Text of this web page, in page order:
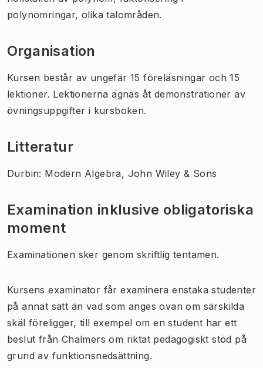
polynomringar, olika talområden.
Organisation
Kursen består av ungefär 15 föreläsningar och 15
lektioner. Lektionerna ägnas åt demonstrationer av
övningsuppgifter i kursboken.
Litteratur
Durbin: Modern Algebra, John Wiley & Sons
Examination inklusive obligatoriska
moment
Examinationen sker genom skriftlig tentamen.
Kursens examinator får examinera enstaka studenter
på annat sätt än vad som anges ovan om särskilda
skäl föreligger, till exempel om en student har ett
beslut från Chalmers om riktat pedagogiskt stöd på
grund av funktionsnedsättning.